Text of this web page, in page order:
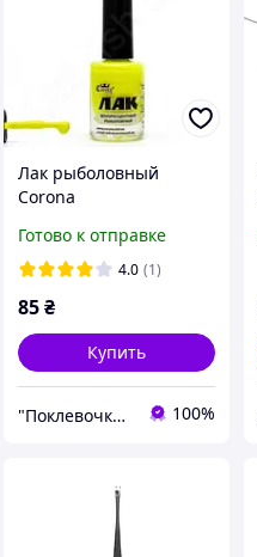
Лак рыболовный
Corona
желтый
Готово к отправке
4.0 (1)
85 ₴
Купить
"Поклевочка" - магазин товаров для рыбалки 100%